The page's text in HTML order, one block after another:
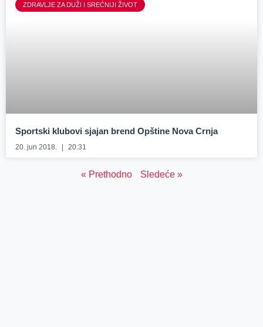
ZDRAVLJE ZA DUŽI I SREĆNIJI ŽIVOT
Sportski klubovi sjajan brend Opštine Nova Crnja
20. jun 2018. 20:31
« Prethodno Sledeće »